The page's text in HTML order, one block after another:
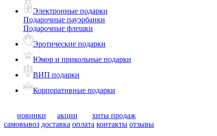
Электронные подарки
Подарочные пауэрбанки
Подарочные флешки
Эротические подарки
Юмор и прикольные подарки
ВИП подарки
Корпоративные подарки
новинки акции
хиты продаж
самовывоз доставка оплата контакты отзывы